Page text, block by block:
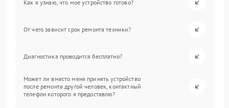
Как я узнаю, что мое устройство готово?
От чего зависит срок ремонта техники?
Диагностика проводится бесплатно?
Может ли вместо меня принять устройство
после ремонта другой человек, контактный
телефон которого я предоставлю?